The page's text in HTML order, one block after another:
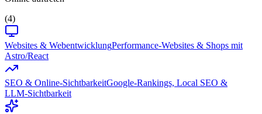
(4)
Websites & WebentwicklungPerformance-Websites & Shops mit
Astro/React
SEO & Online-SichtbarkeitGoogle-Rankings, Local SEO &
LLM-Sichtbarkeit